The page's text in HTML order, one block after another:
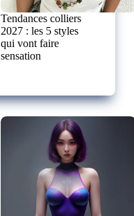
Tendances colliers
2027 : les 5 styles
qui vont faire
sensation